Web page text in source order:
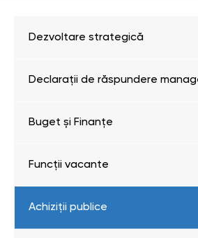
Dezvoltare strategică
Declarații de răspundere
Buget și Finanțe
Funcții vacante
Achiziții publice